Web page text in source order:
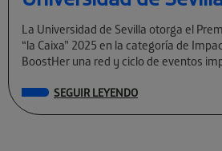
La Universidad de Sevilla otorga el
“la Caixa” 2025 en la categoría de
BoostHer una red y ciclo de eventos
SEGUIR LEYENDO